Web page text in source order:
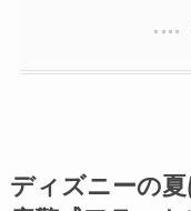
ディズニーの